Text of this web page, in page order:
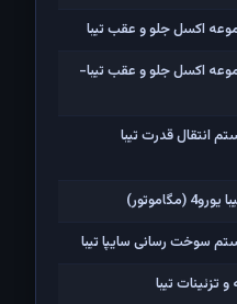
اکسل جلو و عقب تیبا
اکسل جلو و عقب تیبا-
انتقال قدرت تیبا
سوخت رسانی سایپا تیبا
تیبا